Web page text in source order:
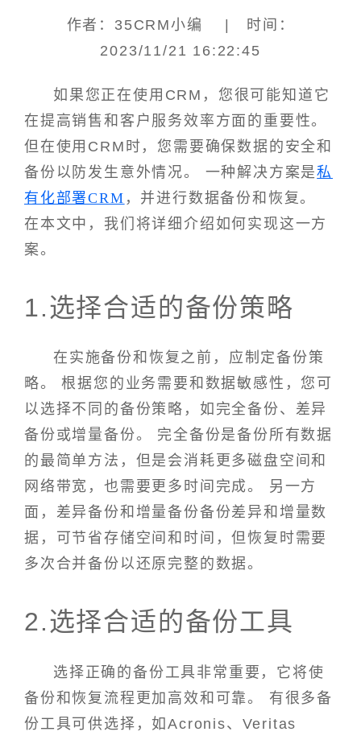
作者：35CRM小编 | 时间：
2023/11/21 16:22:45
如果您正在使用CRM，您很可能知道它
在提高销售和客户服务效率方面的重要性。
但在使用CRM时，您需要确保数据的安全和
备份以防发生意外情况。 一种解决方案是私
有化部署CRM ，并进行数据备份和恢复。
在本文中，我们将详细介绍如何实现这一方
案。
1.选择合适的备份策略
在实施备份和恢复之前，应制定备份策
略。 根据您的业务需要和数据敏感性，您可
以选择不同的备份策略，如完全备份、差异
备份或增量备份。 完全备份是备份所有数据
的最简单方法，但是会消耗更多磁盘空间和
网络带宽，也需要更多时间完成。 另一方
面，差异备份和增量备份备份差异和增量数
据，可节省存储空间和时间，但恢复时需要
多次合并备份以还原完整的数据。
2.选择合适的备份工具
选择正确的备份工具非常重要，它将使
备份和恢复流程更加高效和可靠。 有很多备
份工具可供选择，如Acronis、Veritas